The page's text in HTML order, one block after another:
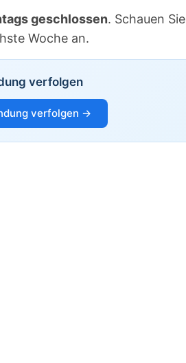
geschlossen. Schauen Sie
Woche an.
verfolgen
verfolgen →